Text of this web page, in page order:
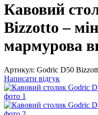
Кавовий
Bizzotto –
мармурова
Артикул: Godric D50
Написати відгук